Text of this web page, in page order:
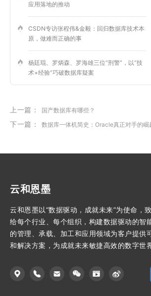
应用落地的推动
CSDN专访张程伟&金毅：回归数据库技术本
原，做难而正确的事
杨廷琨、罗炳森、罗海雄三位“刑警”，以“技
术+经验”巧破数据库疑案
上一篇： 国产数据库有哪些？
下一篇： 数据库一体机简史：Oracle真正对手的崛
云和恩墨
云和恩墨以“数据驱动，成就未来”为使命，
给每个行业、每个组织，构建数据驱动的智
的管理、承载、加工和应用领域为客户提供
和解决方案，为成就未来敏捷高效的数字世